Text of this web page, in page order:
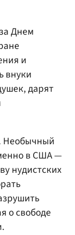
Днем
и
внуки
дарят
Необычный
в США —
нудистских
о свободе